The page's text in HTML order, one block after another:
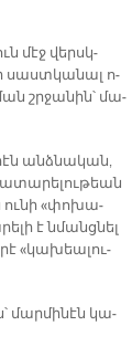
մէջ վերսկ­
սաստ­կա­նալ ո­
շրջա­նին՝ մա­
անձ­նա­կան,
ու­նի «փո­խա­
է նմանց­նել
«կա­խեա­լու­
մար­մի­նէն կա­